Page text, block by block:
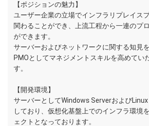
【ポジションの魅力】
ユーザー企業の立場でインフラリプレイス
関わることができ、上流工程から一連のプ
ができます。
サーバーおよびネットワークに関する知見
PMOとしてマネジメントスキルを高めてい
す。
【開発環境】
サーバーとしてWindows ServerおよびLinux
しており、仮想化基盤上でのインフラ環境
ェクトとなっております。